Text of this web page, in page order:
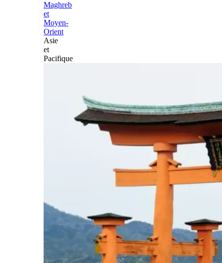
Maghreb
et
Moyen-
Orient
Asie
et
Pacifique